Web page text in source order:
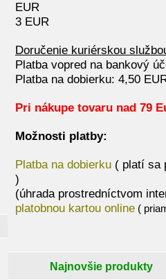
EUR
3
Doručenie kuriérskou
Platba vopred na bankový
Platba na dobierku: 4,50
Pri nákupe tovaru nad 79
Možnosti platby:
Platba na dobierku ( platí sa
(úhrada
platobnou kartou online (
Najnovšie produkty